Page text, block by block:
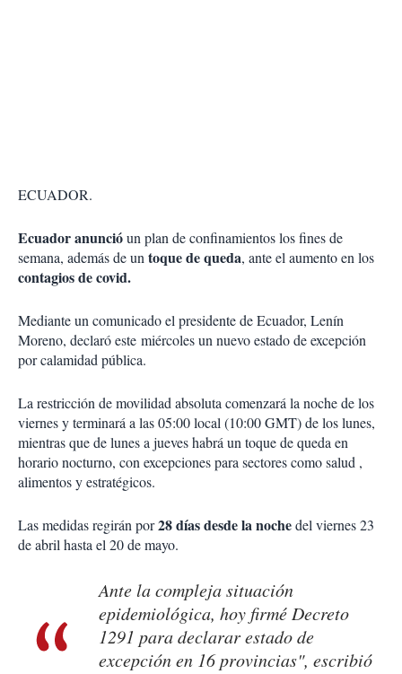
ECUADOR.
Ecuador anuncióun plan de confinamientos los fines de
semana, además de untoque de queda, ante el aumento en los
contagios de covid.
Mediante un comunicado el presidente de Ecuador, Lenín
Moreno, declaró este miércoles un nuevo estado de excepción
por calamidad pública.
La restricción de movilidad absoluta comenzará la noche de los
viernes y terminará a las 05:00 local (10:00 GMT) de los lunes,
mientras que de lunes a jueves habrá un toque de queda en
horario nocturno, con excepciones para sectores como salud ,
alimentos y estratégicos.
Las medidas regirán por28 días desde la nochedel viernes 23
de abril hasta el 20 de mayo.
Ante la compleja situación
epidemiológica, hoy firmé Decreto
1291 para declarar estado de
excepción en 16 provincias", escribió